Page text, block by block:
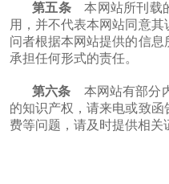
第五条
本网站所刊载
用，并不代表本网站同意
问者根据本网站提供的信
承担任何形式的责任。
第六条
本网站有部分
的知识产权，请来电或致
费等问题，请及时提供相关